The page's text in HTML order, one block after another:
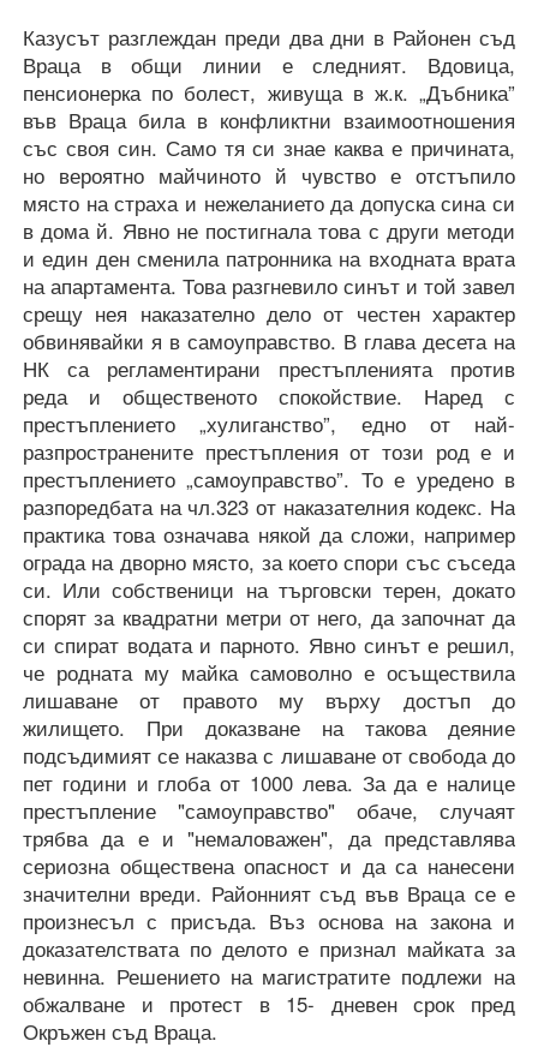
Казусът разглеждан преди два дни в Районен съд
Враца в общи линии е следният. Вдовица,
пенсионерка по болест, живуща в ж.к. „Дъбника”
във Враца била в конфликтни взаимоотношения
със своя син. Само тя си знае каква е причината,
но вероятно майчиното й чувство е отстъпило
място на страха и нежеланието да допуска сина си
в дома й. Явно не постигнала това с други методи
и един ден сменила патронника на входната врата
на апартамента. Това разгневило синът и той завел
срещу нея наказателно дело от честен характер
обвинявайки я в самоуправство. В глава десета на
НК са регламентирани престъпленията против
реда и общественото спокойствие. Наред с
престъплението „хулиганство”, едно от най-
разпространените престъпления от този род е и
престъплението „самоуправство”. То е уредено в
разпоредбата на чл.323 от наказателния кодекс. На
практика това означава някой да сложи, например
ограда на дворно място, за което спори със съседа
си. Или собственици на търговски терен, докато
спорят за квадратни метри от него, да започнат да
си спират водата и парното. Явно синът е решил,
че родната му майка самоволно е осъществила
лишаване от правото му върху достъп до
жилището. При доказване на такова деяние
подсъдимият се наказва с лишаване от свобода до
пет години и глоба от 1000 лева. За да е налице
престъпление "самоуправство" обаче, случаят
трябва да е и "немаловажен", да представлява
сериозна обществена опасност и да са нанесени
значителни вреди. Районният съд във Враца се е
произнесъл с присъда. Въз основа на закона и
доказателствата по делото е признал майката за
невинна. Решението на магистратите подлежи на
обжалване и протест в 15- дневен срок пред
Окръжен съд Враца.